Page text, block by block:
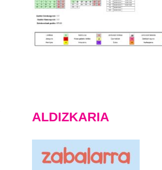
ALDIZKARIA